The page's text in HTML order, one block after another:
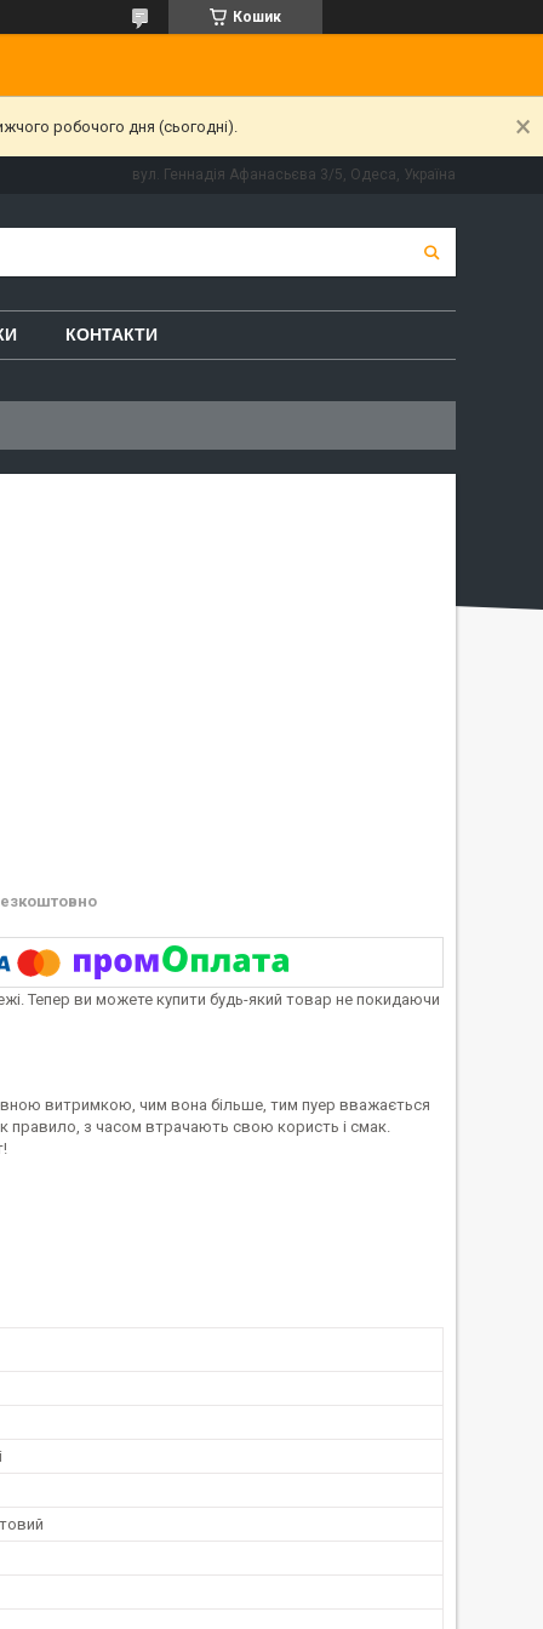
Кошик
робочого дня (сьогодні).
вул. Геннадія Афанасьєва 3/5, Одеса, Україна
КОНТАКТИ
Тепер ви можете купити будь-який товар не покидаючи
витримкою, чим вона більше, тим пуер вважається
правило, з часом втрачають свою користь і смак.